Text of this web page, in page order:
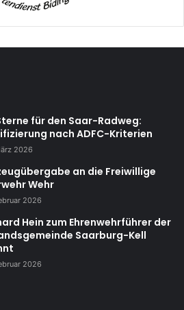
für den Saar-Radweg:
nach ADFC-Kriterien
2026
an die Freiwillige
Wehr
2026
Hein zum Ehrenwehrführer der
Saarburg-Kell
2026